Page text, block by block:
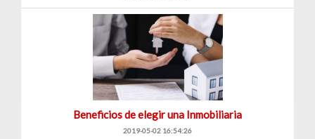
Beneficios de elegir una Inmobiliaria
2019-05-02 16:54:26